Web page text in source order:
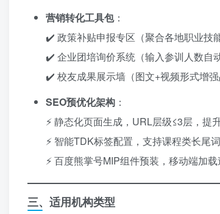
营销转化工具包：
✔️ 政策补贴申报专区（聚合各地职业技
✔️ 企业团培询价系统（输入参训人数自
✔️ 校友成果展示墙（图文+视频形式增强
SEO预优化架构 ：
⚡ 静态化页面生成，URL层级≤3层，提
⚡ 智能TDK标签配置，支持课程类长尾
⚡ 百度熊掌号MIP组件预装，移动端加
三、适用机构类型